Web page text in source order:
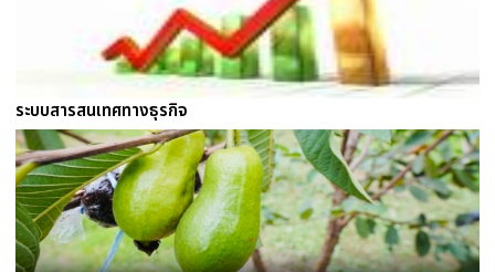
ระบบสารสนเทศทางธุรกิจ